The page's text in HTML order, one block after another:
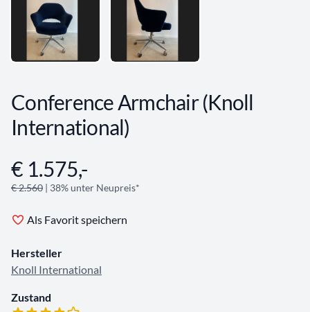
Conference Armchair (Knoll
International)
Angebotsinformationen
€ 1.575,-
€ 2.560 | 38% unter Neupreis*
Als Favorit speichern
Hersteller
Knoll International
Zustand